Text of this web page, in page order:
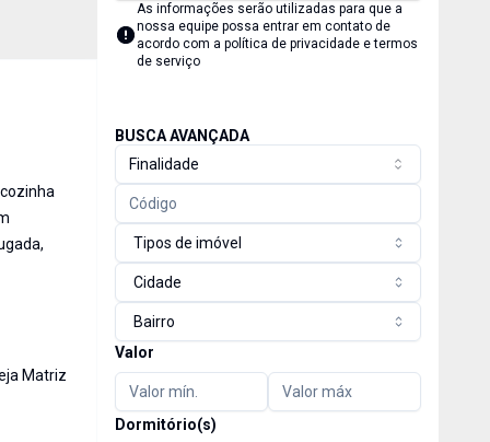
Matriz
As informações serão utilizadas para que a
nossa equipe possa entrar em contato de
acordo com a política de privacidade e termos
de serviço
BUSCA AVANÇADA
Finalidade
Tipos de imóvel
Cidade
Bairro
Valor
Dormitório(s)